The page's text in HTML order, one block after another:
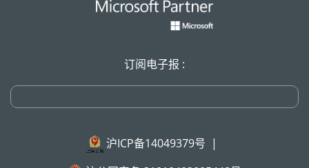
订阅电子报 :
沪ICP备14049379号 |